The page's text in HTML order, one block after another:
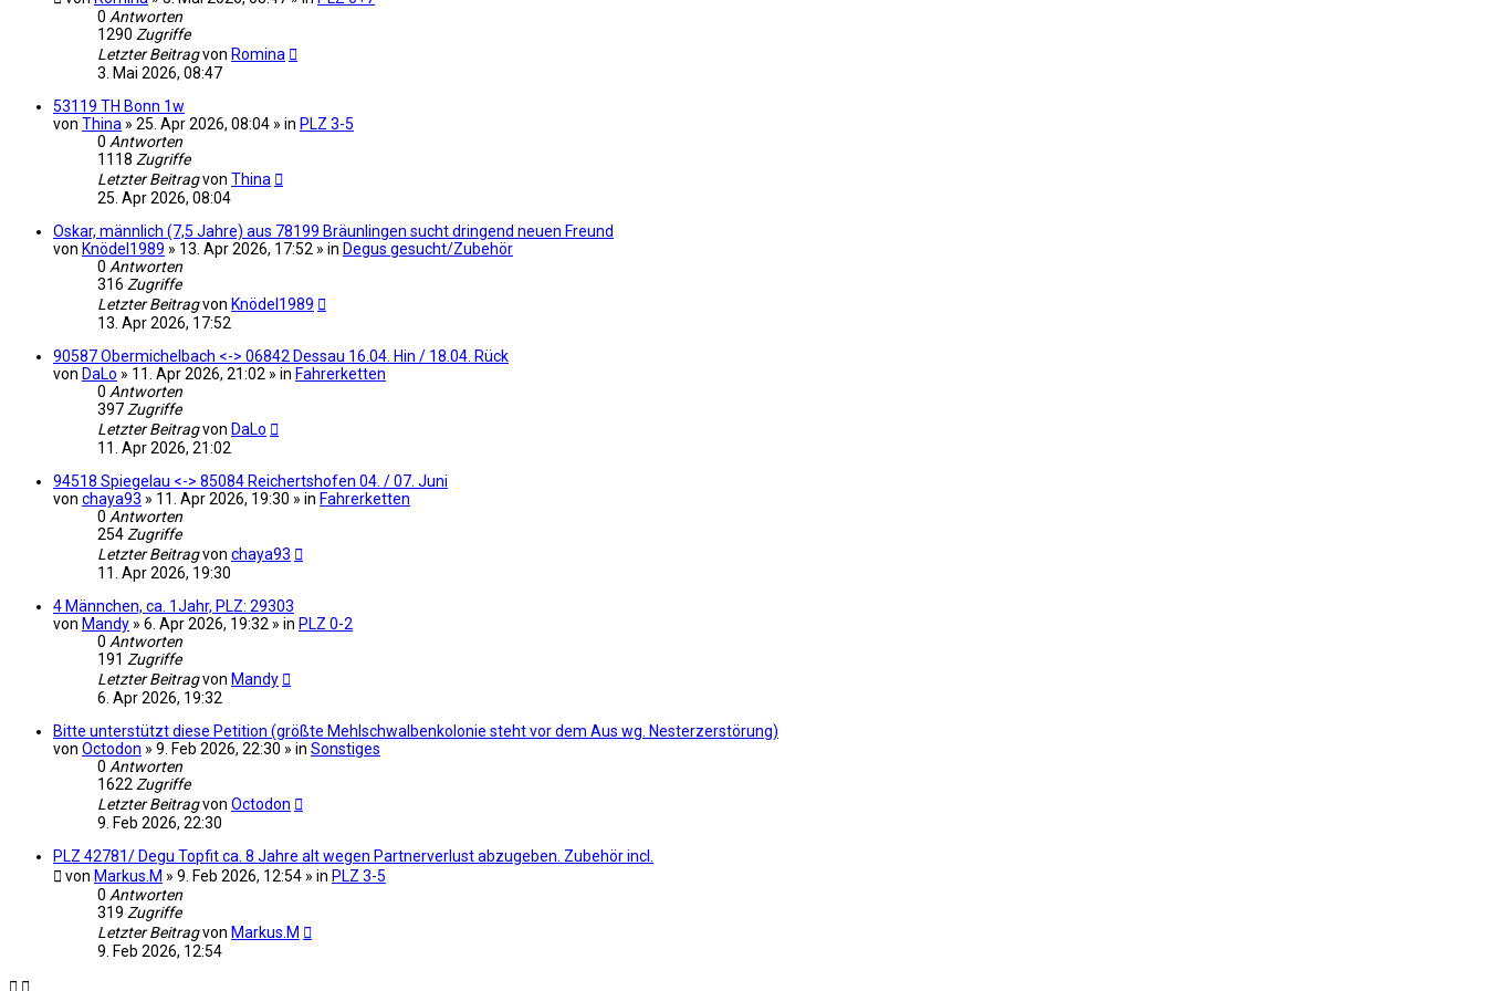
0 Antworten
1290 Zugriffe
Letzter Beitragvon Romina
3. Mai 2026, 08:47
53119 TH Bonn 1w
von Thina » 25. Apr 2026, 08:04 » in PLZ 3-5
0 Antworten
1118 Zugriffe
Letzter Beitragvon Thina
25. Apr 2026, 08:04
Oskar, männlich (7,5 Jahre) aus 78199 Bräunlingen sucht dringend neuen Freund
von Knödel1989 » 13. Apr 2026, 17:52 » in Degus gesucht/Zubehör
0 Antworten
316 Zugriffe
Letzter Beitragvon Knödel1989
13. Apr 2026, 17:52
90587 Obermichelbach <-> 06842 Dessau 16.04. Hin / 18.04. Rück
von DaLo » 11. Apr 2026, 21:02 » in Fahrerketten
0 Antworten
397 Zugriffe
Letzter Beitragvon DaLo
11. Apr 2026, 21:02
94518 Spiegelau <-> 85084 Reichertshofen 04. / 07. Juni
von chaya93 » 11. Apr 2026, 19:30 » in Fahrerketten
0 Antworten
254 Zugriffe
Letzter Beitragvon chaya93
11. Apr 2026, 19:30
4 Männchen, ca. 1Jahr, PLZ: 29303
von Mandy » 6. Apr 2026, 19:32 » in PLZ 0-2
0 Antworten
191 Zugriffe
Letzter Beitragvon Mandy
6. Apr 2026, 19:32
Bitte unterstützt diese Petition (größte Mehlschwalbenkolonie steht vor dem Aus wg. Nesterzerstörung)
von Octodon » 9. Feb 2026, 22:30 » in Sonstiges
0 Antworten
1622 Zugriffe
Letzter Beitragvon Octodon
9. Feb 2026, 22:30
PLZ 42781/ Degu Topfit ca. 8 Jahre alt wegen Partnerverlust abzugeben. Zubehör incl.
von Markus.M » 9. Feb 2026, 12:54 » in PLZ 3-5
0 Antworten
319 Zugriffe
Letzter Beitragvon Markus.M
9. Feb 2026, 12:54